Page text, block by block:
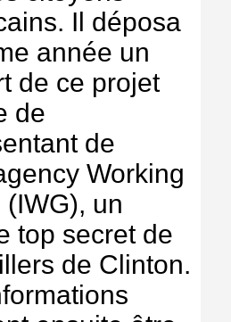
Il déposa
année un
de ce projet
de
de
Working
(IWG), un
top secret de
de Clinton.